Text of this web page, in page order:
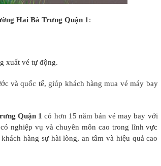
Hai Bà Trưng Quận 1 :
xuất vé tự động.
và quốc tế, giúp khách hàng mua vé máy bay
Quận 1 có hơn 15 năm bán vé may bay với
nghiệp vụ và chuyên môn cao trong lĩnh vực
hàng sự hài lòng, an tâm và hiệu quả cao